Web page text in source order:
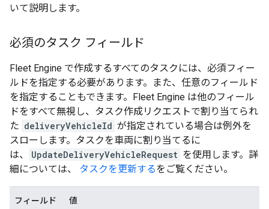
いて説明します。
必須のタスク フィールド
Fleet Engine で作成するすべてのタスクには、必須フィー
ルドを指定する必要があります。また、任意のフィールド
を指定することもできます。Fleet Engine は他のフィール
ドをすべて無視し、タスク作成リクエストで割り当てられ
た deliveryVehicleId が指定されている場合は例外を
スローします。タスクを車両に割り当てるに
は、
UpdateDeliveryVehicleRequest を使用します。詳
細については、 タスクを更新するをご覧ください。
フィールド 値